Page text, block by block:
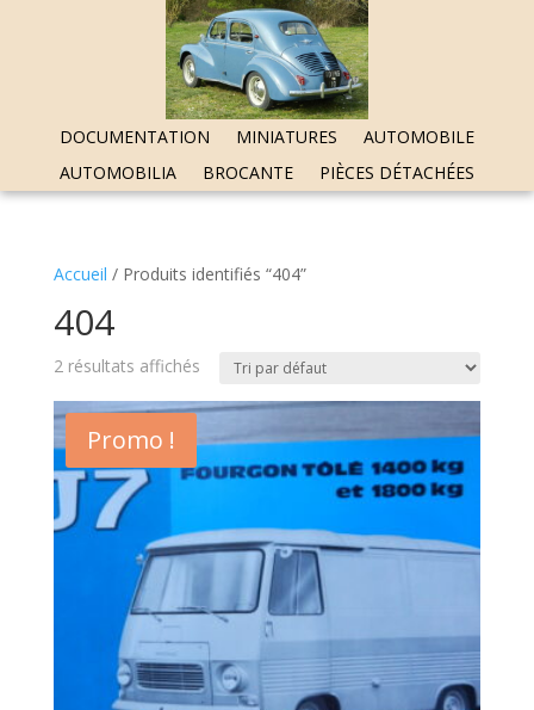
DOCUMENTATION MINIATURES
AUTOMOBILE
AUTOMOBILIA
BROCANTE PIÈCES DÉTACHÉES
Accueil / Produits identifiés “404”
404
2 résultats affichés
Promo !